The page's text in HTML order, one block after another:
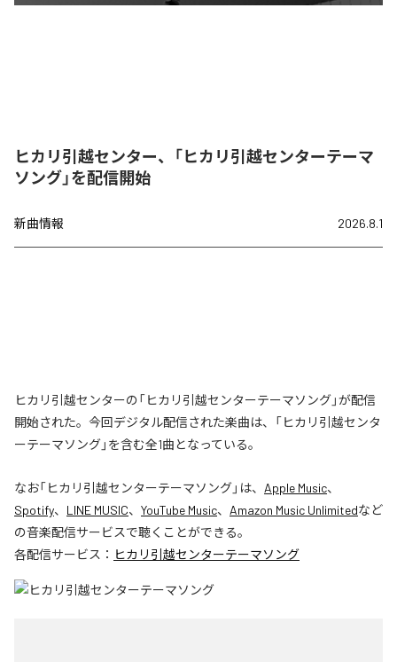
ヒカリ引越センター、「ヒカリ引越センターテーマ
ソング」を配信開始
新曲情報 2026.8.1
ヒカリ引越センターの「ヒカリ引越センターテーマソング」が配信
開始された。今回デジタル配信された楽曲は、「ヒカリ引越センタ
ーテーマソング」を含む全1曲となっている。
なお「ヒカリ引越センターテーマソング」は、 Apple Music、
Spotify、 LINE MUSIC、 YouTube Music、 Amazon Music Unlimitedなど
の音楽配信サービスで聴くことができる。
各配信サービス： ヒカリ引越センターテーマソング